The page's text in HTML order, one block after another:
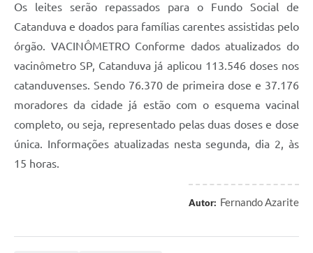
Os leites serão repassados para o Fundo Social de
Catanduva e doados para famílias carentes assistidas pelo
órgão. VACINÔMETRO Conforme dados atualizados do
vacinômetro SP, Catanduva já aplicou 113.546 doses nos
catanduvenses. Sendo 76.370 de primeira dose e 37.176
moradores da cidade já estão com o esquema vacinal
completo, ou seja, representado pelas duas doses e dose
única. Informações atualizadas nesta segunda, dia 2, às
15 horas.
Autor: Fernando Azarite